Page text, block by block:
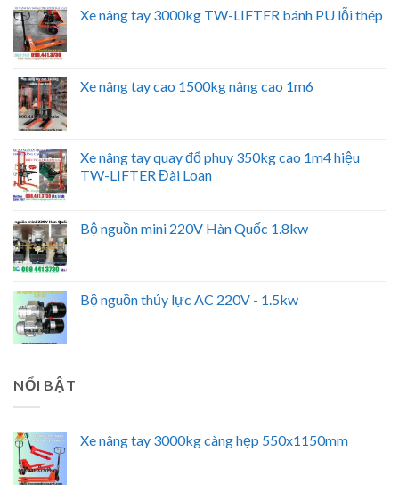
Xe nâng tay 3000kg TW-LIFTER bánh PU lỗi thép
Xe nâng tay cao 1500kg nâng cao 1m6
Xe nâng tay quay đổ phuy 350kg cao 1m4 hiệu
TW-LIFTER Đài Loan
Bộ nguồn mini 220V Hàn Quốc 1.8kw
Bộ nguồn thủy lực AC 220V - 1.5kw
NỔI BẬT
Xe nâng tay 3000kg càng hẹp 550x1150mm